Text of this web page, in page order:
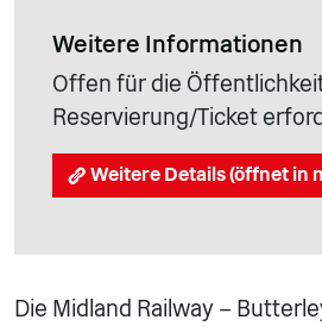
Weitere Informationen
Offen für die
Reservierung/Ticket
Weitere Details (öffnet in
Die Midland Railway –